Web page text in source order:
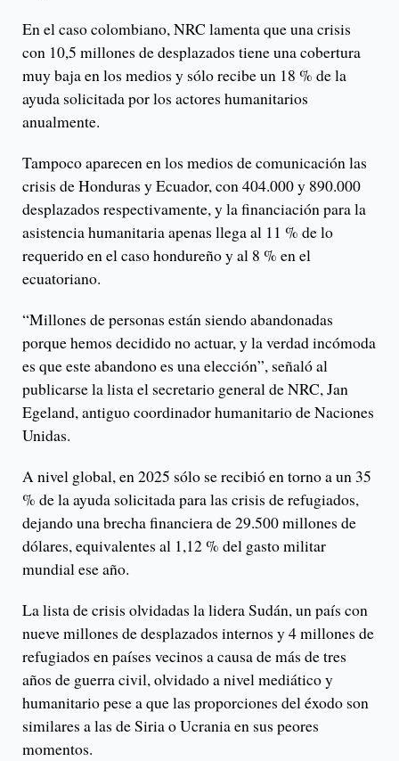
En el caso colombiano, NRC lamenta que una crisis
con 10,5 millones de desplazados tiene una cobertura
muy baja en los medios y sólo recibe un 18 % de la
ayuda solicitada por los actores humanitarios
anualmente.
Tampoco aparecen en los medios de comunicación las
crisis de Honduras y Ecuador, con 404.000 y 890.000
desplazados respectivamente, y la financiación para la
asistencia humanitaria apenas llega al 11 % de lo
requerido en el caso hondureño y al 8 % en el
ecuatoriano.
“Millones de personas están siendo abandonadas
porque hemos decidido no actuar, y la verdad incómoda
es que este abandono es una elección”, señaló al
publicarse la lista el secretario general de NRC, Jan
Egeland, antiguo coordinador humanitario de Naciones
Unidas.
A nivel global, en 2025 sólo se recibió en torno a un 35
% de la ayuda solicitada para las crisis de refugiados,
dejando una brecha financiera de 29.500 millones de
dólares, equivalentes al 1,12 % del gasto militar
mundial ese año.
La lista de crisis olvidadas la lidera Sudán, un país con
nueve millones de desplazados internos y 4 millones de
refugiados en países vecinos a causa de más de tres
años de guerra civil, olvidado a nivel mediático y
humanitario pese a que las proporciones del éxodo son
similares a las de Siria o Ucrania en sus peores
momentos.